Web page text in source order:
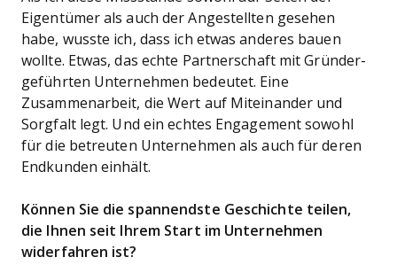
Eigentümer als auch der Angestellten gesehen
habe, wusste ich, dass ich etwas anderes bauen
wollte. Etwas, das echte Partnerschaft mit Gründer-
geführten Unternehmen bedeutet. Eine
Zusammenarbeit, die Wert auf Miteinander und
Sorgfalt legt. Und ein echtes Engagement sowohl
für die betreuten Unternehmen als auch für deren
Endkunden einhält.
Können Sie die spannendste Geschichte teilen,
die Ihnen seit Ihrem Start im Unternehmen
widerfahren ist?